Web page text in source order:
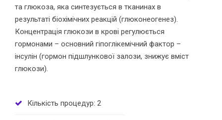
та глюкоза, яка синтезується в тканинах в
результаті біохімічних реакцій (глюконеогенез).
Концентрація глюкози в крові регулюється
гормонами – основний гіпоглікемічний фактор –
інсулін (гормон підшлункової залози, знижує вміст
глюкози).
Кількість процедур: 2